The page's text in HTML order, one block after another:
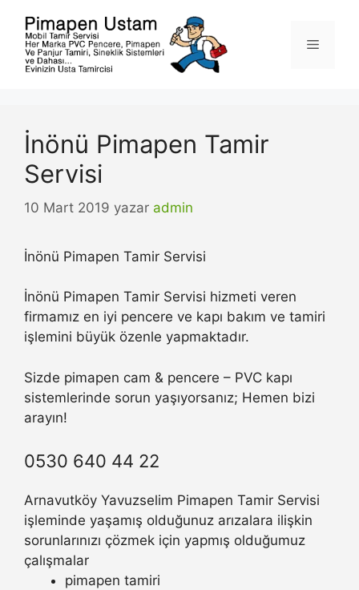
Menü
İnönü Pimapen Tamir
Servisi
10 Mart 2019 yazar admin
İnönü Pimapen Tamir Servisi
İnönü Pimapen Tamir Servisi hizmeti veren
firmamız en iyi pencere ve kapı bakım ve tamiri
işlemini büyük özenle yapmaktadır.
Sizde pimapen cam & pencere – PVC kapı
sistemlerinde sorun yaşıyorsanız; Hemen bizi
arayın!
0530 640 44 22
Arnavutköy Yavuzselim Pimapen Tamir Servisi
işleminde yaşamış olduğunuz arızalara ilişkin
sorunlarınızı çözmek için yapmış olduğumuz
çalışmalar
pimapen tamiri